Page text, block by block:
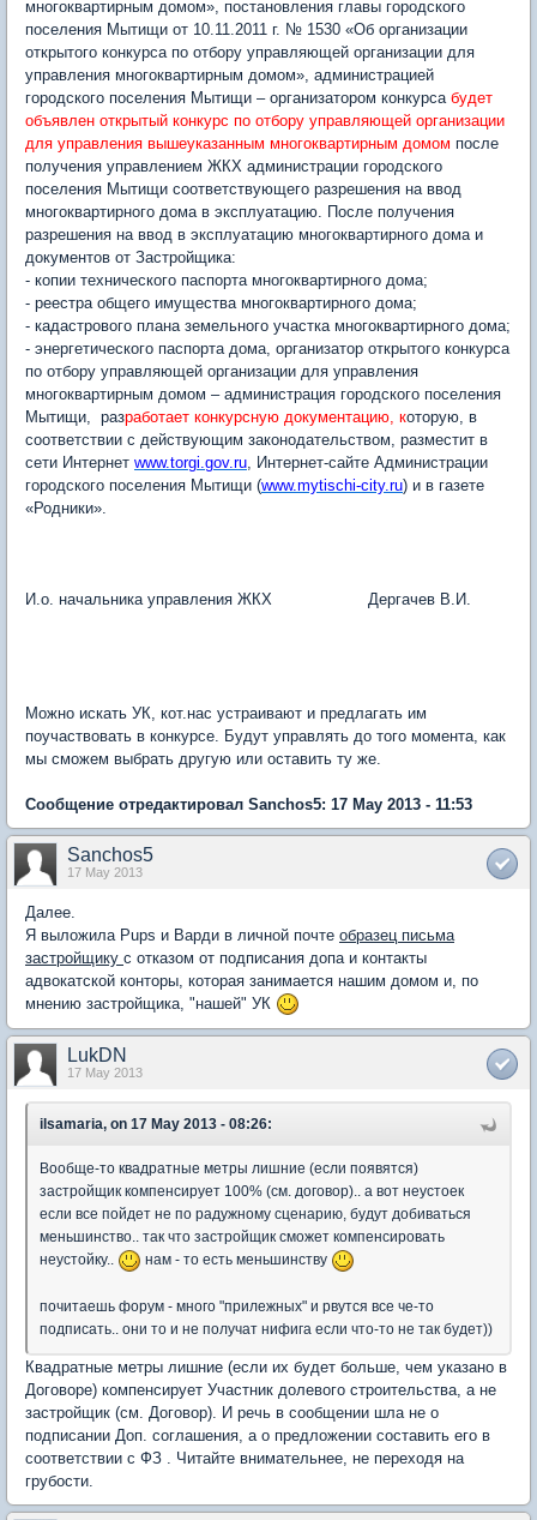
многоквартирным домом», постановления главы городского
поселения Мытищи от 10.11.2011 г. № 1530 «Об организации
открытого конкурса по отбору управляющей организации для
управления многоквартирным домом», администрацией
городского поселения Мытищи – организатором конкурса будет
объявлен открытый конкурс по отбору управляющей организации
для управления вышеуказанным многоквартирным домом после
получения управлением ЖКХ администрации городского
поселения Мытищи соответствующего разрешения на ввод
многоквартирного дома в эксплуатацию. После получения
разрешения на ввод в эксплуатацию многоквартирного дома и
документов от Застройщика:
- копии технического паспорта многоквартирного дома;
- реестра общего имущества многоквартирного дома;
- кадастрового плана земельного участка многоквартирного дома;
- энергетического паспорта дома, организатор открытого конкурса
по отбору управляющей организации для управления
многоквартирным домом – администрация городского поселения
Мытищи, разработает конкурсную документацию, которую, в
соответствии с действующим законодательством, разместит в
сети Интернет www.torgi.gov.ru , Интернет-сайте Администрации
городского поселения Мытищи (www.mytischi-city.ru) и в газете
«Родники».
И.о. начальника управления ЖКХ Дергачев В.И.
Можно искать УК, кот.нас устраивают и предлагать им
поучаствовать в конкурсе. Будут управлять до того момента, как
мы сможем выбрать другую или оставить ту же.
Сообщение отредактировал Sanchos5: 17 May 2013 - 11:53
Sanchos5
17 May 2013
Далее.
Я выложила Pups и Варди в личной почте образец письма
застройщику с отказом от подписания допа и контакты
адвокатской конторы, которая занимается нашим домом и, по
мнению застройщика, "нашей" УК
LukDN
17 May 2013
ilsamaria, on 17 May 2013 - 08:26:
Вообще-то квадратные метры лишние (если появятся)
застройщик компенсирует 100% (см. договор).. а вот неустоек
если все пойдет не по радужному сценарию, будут добиваться
меньшинство.. так что застройщик сможет компенсировать
неустойку..
нам - то есть меньшинству
почитаешь форум - много "прилежных" и рвутся все че-то
подписать.. они то и не получат нифига если что-то не так будет))
Квадратные метры лишние (если их будет больше, чем указано в
Договоре) компенсирует Участник долевого строительства, а не
застройщик (см. Договор). И речь в сообщении шла не о
подписании Доп. соглашения, а о предложении составить его в
соответствии с ФЗ . Читайте внимательнее, не переходя на
грубости.